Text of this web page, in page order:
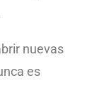
nuevas
es